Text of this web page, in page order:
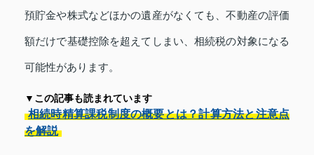
預貯金や株式などほかの遺産がなくても、不動産の評価
額だけで基礎控除を超えてしまい、相続税の対象になる
可能性があります。
▼この記事も読まれています
相続時精算課税制度の概要とは？計算方法と注意点
を解説